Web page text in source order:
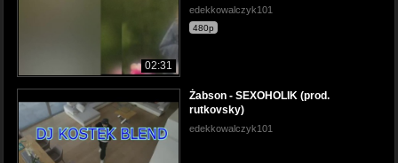
02:31
edekkowalczyk101
480p
Żabson - SEXOHOLIK (prod.
rutkovsky)
edekkowalczyk101